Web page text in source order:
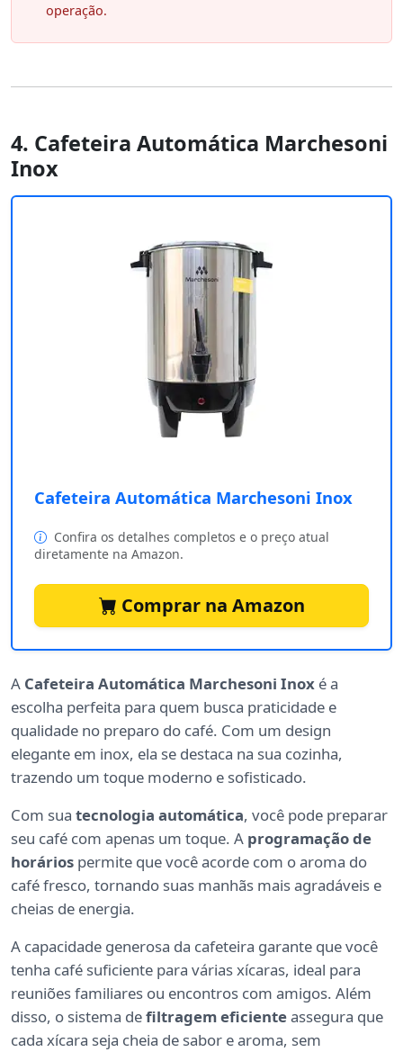
operação.
4. Cafeteira Automática Marchesoni
Inox
Cafeteira Automática Marchesoni Inox
Confira os detalhes completos e o preço atual
diretamente na Amazon.
Comprar na Amazon
A Cafeteira Automática Marchesoni Inox é a
escolha perfeita para quem busca praticidade e
qualidade no preparo do café. Com um design
elegante em inox, ela se destaca na sua cozinha,
trazendo um toque moderno e sofisticado.
Com sua tecnologia automática, você pode preparar
seu café com apenas um toque. A programação de
horários permite que você acorde com o aroma do
café fresco, tornando suas manhãs mais agradáveis e
cheias de energia.
A capacidade generosa da cafeteira garante que você
tenha café suficiente para várias xícaras, ideal para
reuniões familiares ou encontros com amigos. Além
disso, o sistema defiltragem eficienteassegura que
cada xícara seja cheia de sabor e aroma, sem